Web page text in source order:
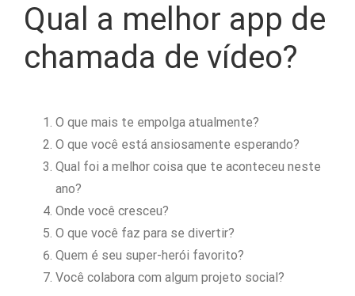
Qual a melhor app de
chamada de vídeo?
O que mais te empolga atualmente?
O que você está ansiosamente esperando?
Qual foi a melhor coisa que te aconteceu neste
ano?
Onde você cresceu?
O que você faz para se divertir?
Quem é seu super-herói favorito?
Você colabora com algum projeto social?